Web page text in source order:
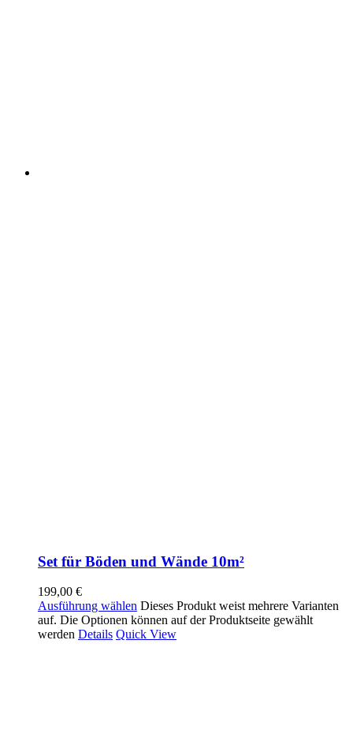
Set für Böden und Wände 10m²
199,00 €
Ausführung wählen Dieses Produkt weist mehrere Varianten
auf. Die Optionen können auf der Produktseite gewählt
werden Details Quick View